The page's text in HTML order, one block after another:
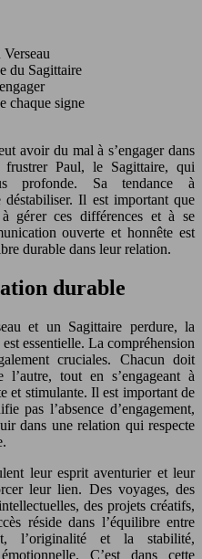
du Sagittaire
chaque signe
avoir du mal à s’engager dans
Paul, le Sagittaire, qui
profonde. Sa tendance à
Il est important que
gérer ces différences et à se
ouverte et honnête est
durable dans leur relation.
durable
et un Sagittaire perdure, la
essentielle. La compréhension
cruciales. Chacun doit
tout en s’engageant à
et stimulante. Il est important de
pas l’absence d’engagement,
dans une relation qui respecte
leur esprit aventurier et leur
leur lien. Des voyages, des
des projets créatifs,
réside dans l’équilibre entre
l’originalité et la stabilité,
C’est dans cette